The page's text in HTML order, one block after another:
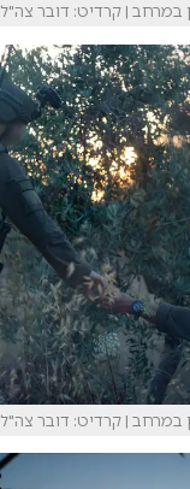
במרחב | קרדיט: דובר צה"ל
במרחב | קרדיט: דובר צה"ל